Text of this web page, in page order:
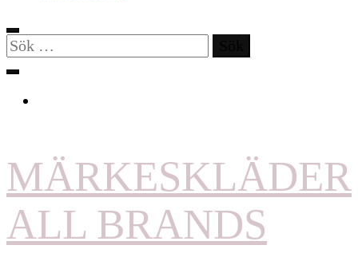
Sök
efter:
MÄRKESKLÄDER
ALL BRANDS